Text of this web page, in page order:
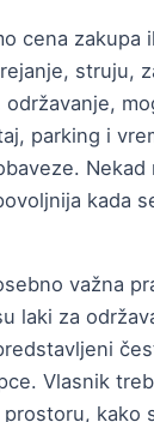
cena zakupa
struju,
parking i
Nekad
kada
važna
laki za
Vlasnik
kako